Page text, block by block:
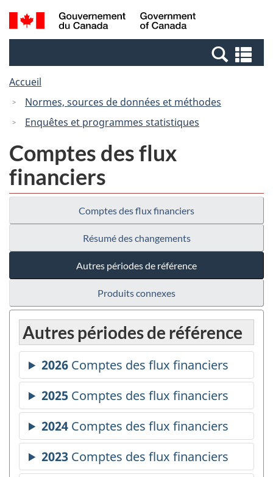
Passer
au
Passer
à
Canada
Recherche
et
et
Accueil
Normes, sources de données et méthodes
Enquêtes et programmes statistiques
Comptes des flux
financiers
Comptes des flux financiers
Résumé des changements
Autres périodes de référence
Produits connexes
Autres périodes de référence